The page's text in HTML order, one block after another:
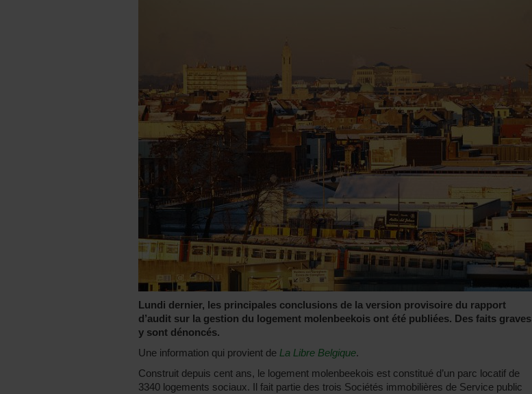
Lundi dernier, les principales conclusions de la version provisoire du rapport
d’audit sur la gestion du logement molenbeekois ont été publiées. Des faits graves
y sont dénoncés.
Une information qui provient de La Libre Belgique.
Construit depuis cent ans, le logement molenbeekois est constitué d’un parc locatif de
3340 logements sociaux. Il fait partie des trois Sociétés immobilières de Service public